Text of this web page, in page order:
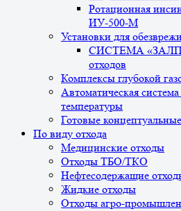
Ротационная
ИУ-500-М
Установки для
СИСТЕМА «ЗАЛП»
отходов
Комплексы глубокой
Автоматическая
температуры
Готовые
По виду отхода
Медицинские отходы
Отходы ТБО/ТКО
Нефтесодержащие
Жидкие отходы
Отходы агро-